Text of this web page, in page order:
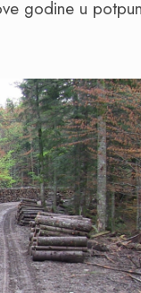
godine u